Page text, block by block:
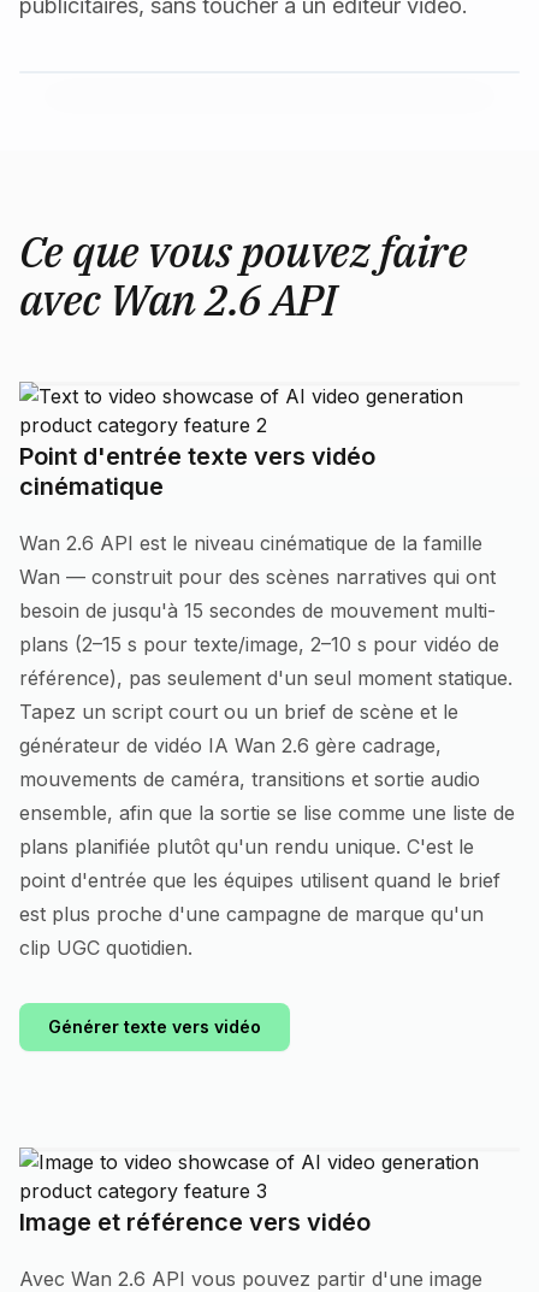
publicitaires, sans toucher à un éditeur vidéo.
Ce que vous pouvez faire
avec Wan 2.6 API
Point d'entrée texte vers vidéo
cinématique
Wan 2.6 API est le niveau cinématique de la famille
Wan — construit pour des scènes narratives qui ont
besoin de jusqu'à 15 secondes de mouvement multi-
plans (2–15 s pour texte/image, 2–10 s pour vidéo de
référence), pas seulement d'un seul moment statique.
Tapez un script court ou un brief de scène et le
générateur de vidéo IA Wan 2.6 gère cadrage,
mouvements de caméra, transitions et sortie audio
ensemble, afin que la sortie se lise comme une liste de
plans planifiée plutôt qu'un rendu unique. C'est le
point d'entrée que les équipes utilisent quand le brief
est plus proche d'une campagne de marque qu'un
clip UGC quotidien.
Générer texte vers vidéo
Image et référence vers vidéo
Avec Wan 2.6 API vous pouvez partir d'une image